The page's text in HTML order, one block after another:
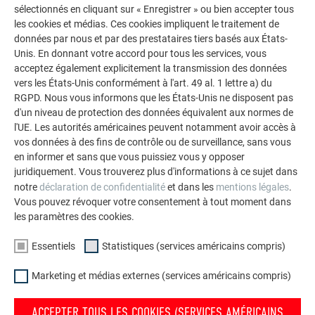
La galerie de références PREFA démontre la
polyvalence de l’aluminium. Découvrez d’autres projets
impressionnants avec les solutions en aluminium
durables de PREFA pour toitures, systèmes solaires et
façades.
VOIR DAVANTAGE DE RÉFÉRENCES
sélectionnés en cliquant sur « Enregistrer » ou bien accepter tous
les cookies et médias. Ces cookies impliquent le traitement de
données par nous et par des prestataires tiers basés aux États-
Unis. En donnant votre accord pour tous les services, vous
acceptez également explicitement la transmission des données
vers les États-Unis conformément à l'art. 49 al. 1 lettre a) du
RGPD. Nous vous informons que les États-Unis ne disposent pas
d'un niveau de protection des données équivalent aux normes de
l'UE. Les autorités américaines peuvent notamment avoir accès à
vos données à des fins de contrôle ou de surveillance, sans vous
en informer et sans que vous puissiez vous y opposer
juridiquement. Vous trouverez plus d'informations à ce sujet dans
notredéclaration de confidentialitéet dans les mentions légales.
Vous pouvez révoquer votre consentement à tout moment dans
les paramètres des cookies.
Essentiels Statistiques (services américains compris)
Marketing et médias externes (services américains compris)